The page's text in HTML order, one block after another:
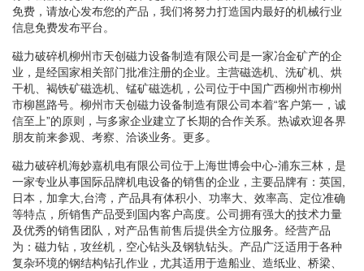
免费，请放心发布您的产品，我们将努力打造国内最好的机械行业
信息免费发布平台。
磁力破碎机柳州市天创磁力设备制造有限公司是一家冶金矿产的企
业，是经国家相关部门批准注册的企业。主营磁选机、洗矿机、烘
干机、褐铁矿磁选机、锰矿磁选机，公司位于中国广西柳州市柳州
市柳邕路号。柳州市天创磁力设备制造有限公司本着“客户第一，诚
信至上”的原则，与多家企业建立了长期的合作关系。热诚欢迎各界
朋友前来参观、考察、洽谈业务。更多。
磁力破碎机海妙嘉机电有限公司位于上海世博会中心-浦东三林，是
一家专业从事国际品牌机电设备的销售的企业，主要品牌有：英国,
日本，加拿大,台湾，产品具有体积小、功率大、效率高、定位准确
等特点，所销售产品受到国内客户高度。公司拥有强大的技术力量
及优秀的销售团队，对产品售前售后提供全方位服务。经营产品
为：磁力钻，攻丝机，空心钻头及钢轨钻头。产品广泛适用于各种
复杂环境的钢结构钻孔作业，尤其适用于造船业、造纸业、桥梁、